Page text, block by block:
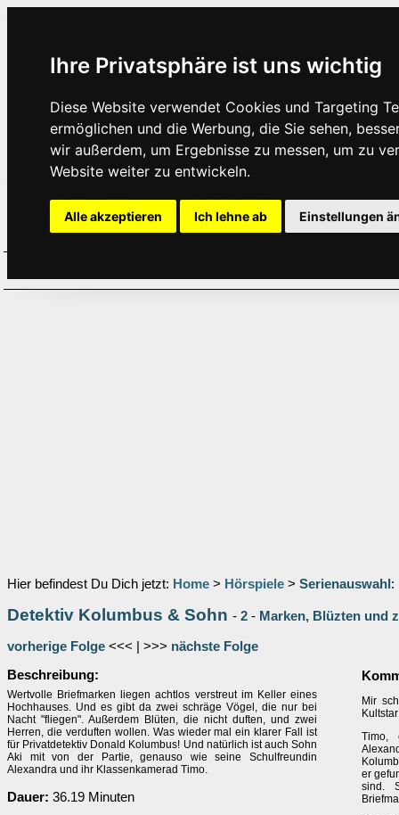
Ihre Privatsphäre ist uns wichtig
Diese Website verwendet Cookies und Targeting
ermöglichen und die Werbung, die Sie sehen,
wir außerdem, um Ergebnisse zu messen, um zu
Website weiter zu entwickeln.
Alle akzeptieren Ich lehne ab Einstellungen
Hier befindest Du Dich jetzt: Home > Hörspiele > Serienauswahl :
Detektiv Kolumbus & Sohn - 2 - Marken, Blüzten und
vorherige Folge <<< | >>> nächste Folge
Beschreibung:
Wertvolle Briefmarken liegen achtlos verstreut im Keller eines
Hochhauses. Und es gibt da zwei schräge Vögel, die nur bei
Nacht "fliegen". Außerdem Blüten, die nicht duften, und zwei
Herren, die verduften wollen. Was wieder mal ein klarer Fall ist
für Privatdetektiv Donald Kolumbus! Und natürlich ist auch Sohn
Aki mit von der Partie, genauso wie seine Schulfreundin
Alexandra und ihr Klassenkamerad Timo.
Dauer: 36.19 Minuten
Mir
Timo,
er
sind.